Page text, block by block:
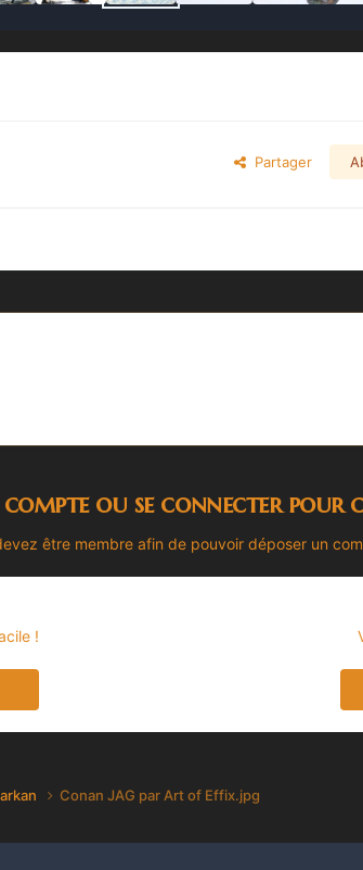
Partager
ou se connecter pour
être membre afin de pouvoir déposer un
!
Conan JAG par Art of Effix.jpg